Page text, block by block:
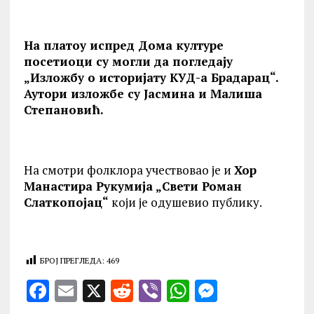
На платоу испред Дома културе
посетиоци су могли да погледају
„Изложбу о историјату КУД-а Брадарац“.
Аутори изложбе су Јасмина и Малиша
Степановић.
На смотри фолклора учествовао је и Хор
Манастира Рукумија „Свети Роман
Слаткопојац“ који је одушевио публику.
БРОЈ ПРЕГЛЕДА: 469
F E X R V WM